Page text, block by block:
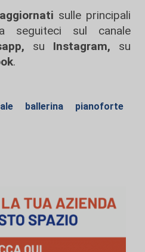
sulle principali
seguiteci sul canale
su Instagram, su
.
ballerina
pianoforte